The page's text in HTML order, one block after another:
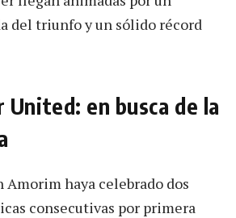
del triunfo y un sólido récord
United: en busca de la
Amorim haya celebrado dos
consecutivas por primera